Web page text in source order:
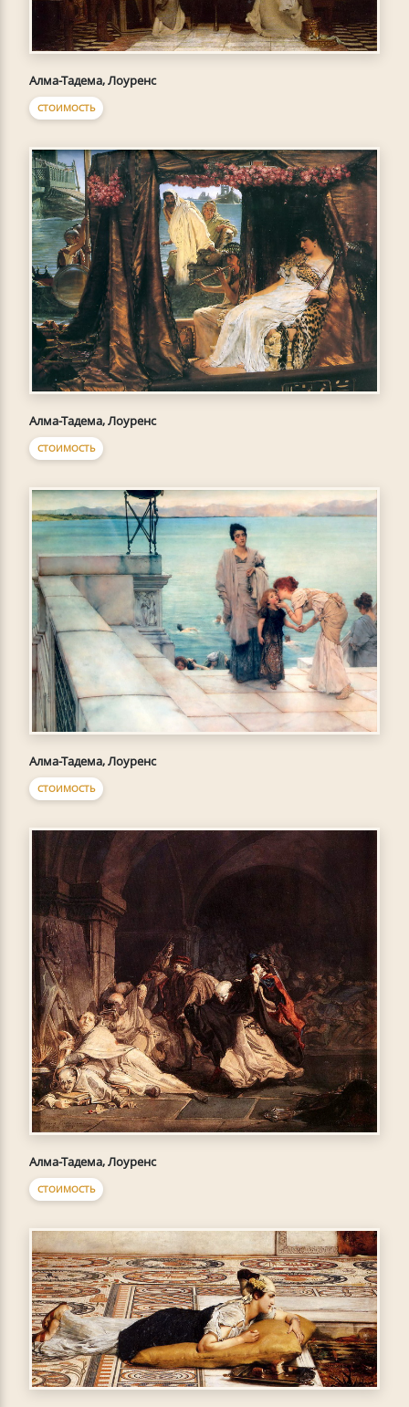
Алма-Тадема, Лоуренс
СТОИМОСТЬ
Алма-Тадема, Лоуренс
СТОИМОСТЬ
Алма-Тадема, Лоуренс
СТОИМОСТЬ
Алма-Тадема, Лоуренс
СТОИМОСТЬ